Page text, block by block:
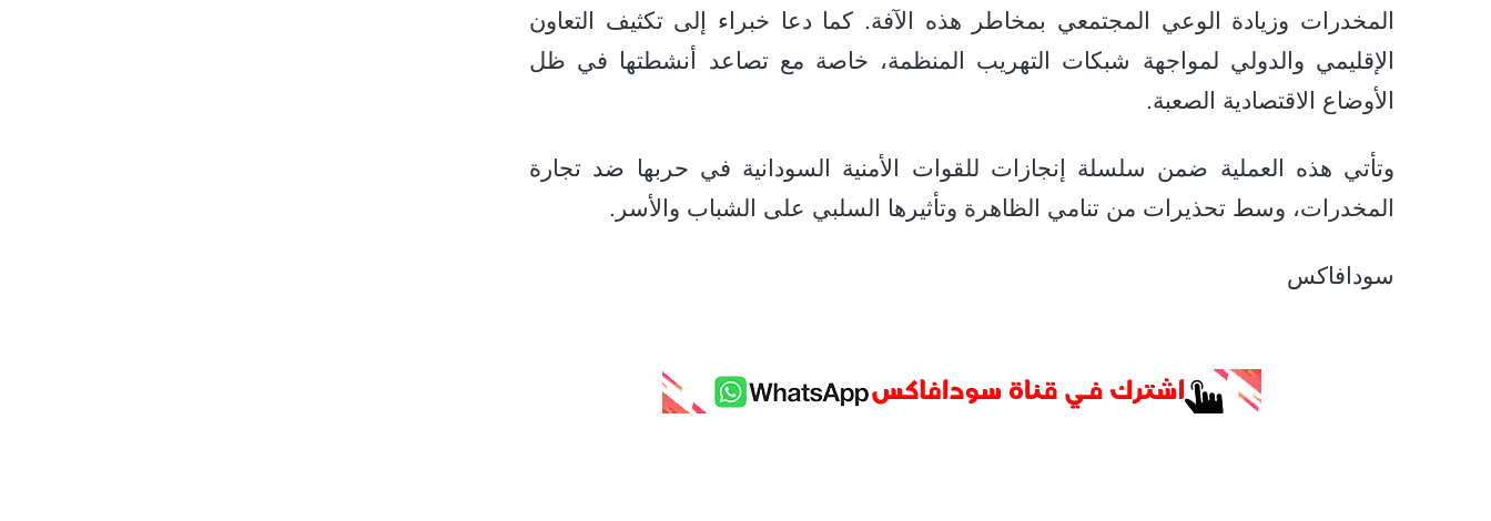
المخدرات وزيادة الوعي المجتمعي بمخاطر هذه الآفة. كما دعا خبراء إلى تكثيف التعاون
الإقليمي والدولي لمواجهة شبكات التهريب المنظمة، خاصة مع تصاعد أنشطتها في ظل
الأوضاع الاقتصادية الصعبة.
وتأتي هذه العملية ضمن سلسلة إنجازات للقوات الأمنية السودانية في حربها ضد تجارة
المخدرات، وسط تحذيرات من تنامي الظاهرة وتأثيرها السلبي على الشباب والأسر.
سودافاكس